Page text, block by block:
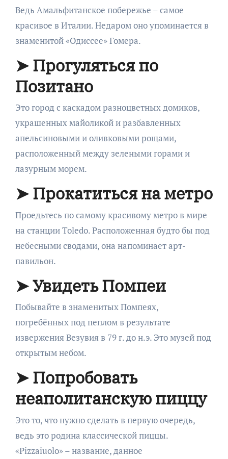
Ведь Амальфитанское побережье – самое
красивое в Италии. Недаром оно упоминается в
знаменитой «Одиссее» Гомера.
➤ Прогуляться по
Позитано
Это город с каскадом разноцветных домиков,
украшенных майоликой и разбавленных
апельсиновыми и оливковыми рощами,
расположенный между зелеными горами и
лазурным морем.
➤ Прокатиться на метро
Проедьтесь по самому красивому метро в мире
на станции Toledo. Расположенная будто бы под
небесными сводами, она напоминает арт-
павильон.
➤ Увидеть Помпеи
Побывайте в знаменитых Помпеях,
погребённых под пеплом в результате
извержения Везувия в 79 г. до н.э. Это музей под
открытым небом.
➤ Попробовать
неаполитанскую пиццу
Это то, что нужно сделать в первую очередь,
ведь это родина классической пиццы.
«Pizzaiuolo» – название, данное